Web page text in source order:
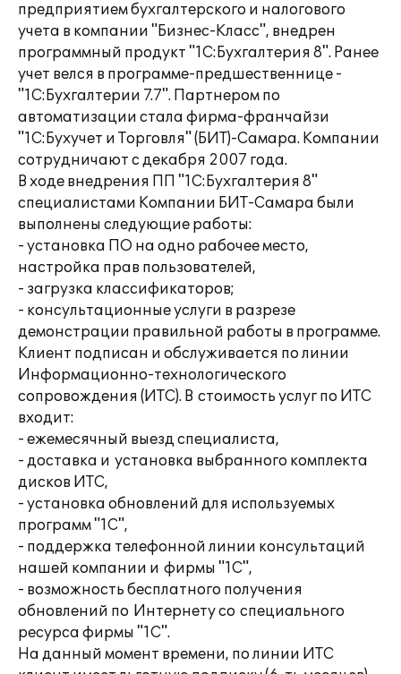
предприятием бухгалтерского и налогового
учета в компании "Бизнес-Класс", внедрен
программный продукт "1С:Бухгалтерия 8". Ранее
учет велся в программе-предшественнице -
"1С:Бухгалтерии 7.7". Партнером по
автоматизации стала фирма-франчайзи
"1С:Бухучет и Торговля" (БИТ)-Самара. Компании
сотрудничают с декабря 2007 года.
В ходе внедрения ПП "1С:Бухгалтерия 8"
специалистами Компании БИТ-Самара были
выполнены следующие работы:
- установка ПО на одно рабочее место,
настройка прав пользователей,
- загрузка классификаторов;
- консультационные услуги в разрезе
демонстрации правильной работы в программе.
Клиент подписан и обслуживается по линии
Информационно-технологического
сопровождения (ИТС). В стоимость услуг по ИТС
входит:
- ежемесячный выезд специалиста,
- доставка и установка выбранного комплекта
дисков ИТС,
- установка обновлений для используемых
программ "1С",
- поддержка телефонной линии консультаций
нашей компании и фирмы "1С",
- возможность бесплатного получения
обновлений по Интернету со специального
ресурса фирмы "1С".
На данный момент времени, по линии ИТС